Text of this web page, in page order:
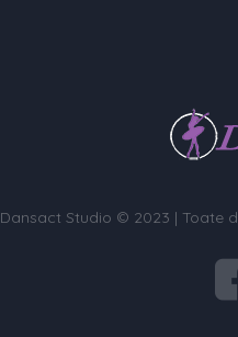
Dansact Studio © 2023 | Toate